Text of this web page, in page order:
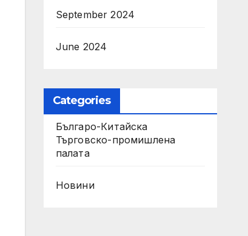
September 2024
June 2024
Categories
Българо-Китайска
Търговско-промишлена
палaта
Новини